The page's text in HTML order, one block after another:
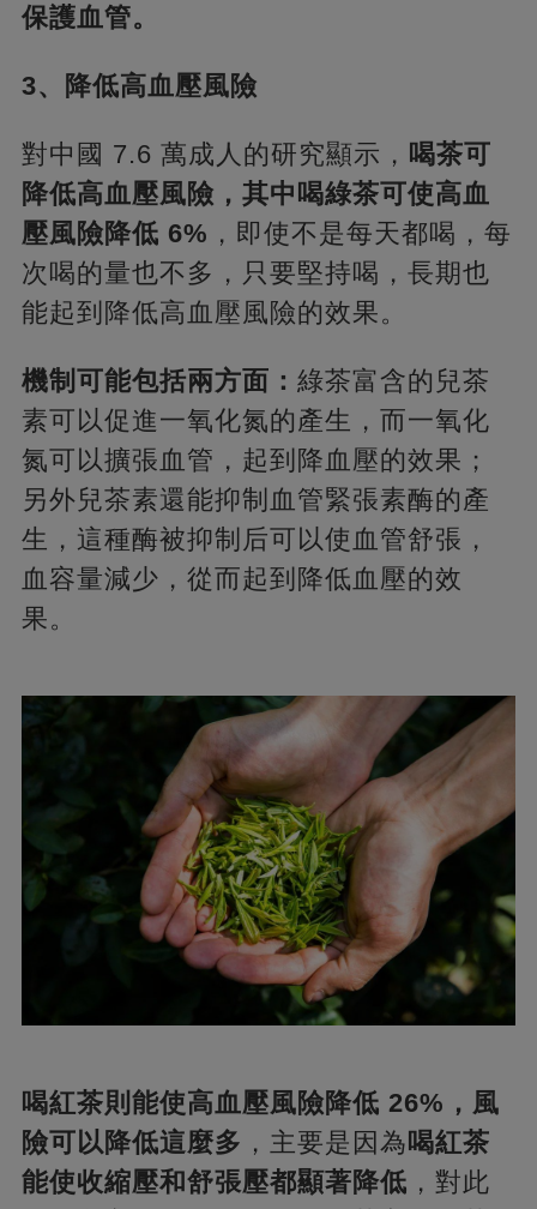
保護血管。
3、降低高血壓風險
對中國 7.6 萬成人的研究顯示， 喝茶可
降低高血壓風險，其中喝綠茶可使高血
壓風險降低 6% ，即使不是每天都喝，每
次喝的量也不多，只要堅持喝，長期也
能起到降低高血壓風險的效果。
機制可能包括兩方面： 綠茶富含的兒茶
素可以促進一氧化氮的產生，而一氧化
氮可以擴張血管，起到降血壓的效果；
另外兒茶素還能抑制血管緊張素酶的產
生，這種酶被抑制后可以使血管舒張，
血容量減少，從而起到降低血壓的效
果。
喝紅茶則能使高血壓風險降低 26%，風
險可以降低這麼多 ，主要是因為 喝紅茶
能使收縮壓和舒張壓都顯著降低 ，對此